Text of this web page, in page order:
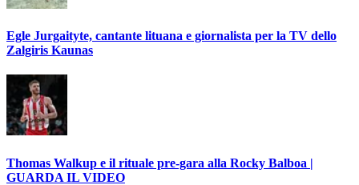
Egle Jurgaityte, cantante lituana e giornalista per la TV dello
Zalgiris Kaunas
Thomas Walkup e il rituale pre-gara alla Rocky Balboa |
GUARDA IL VIDEO